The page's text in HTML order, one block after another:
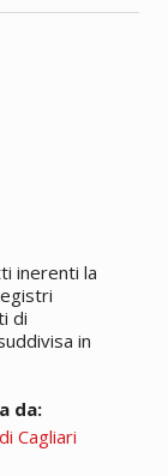
inerenti la
di
in
da:
Cagliari